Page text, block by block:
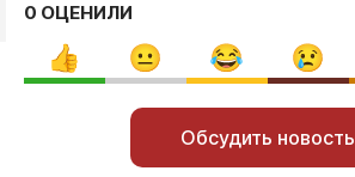
0 ОЦЕНИЛИ
Обсудить новость